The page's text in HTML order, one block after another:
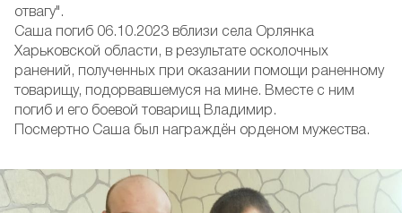
отвагу".
Саша погиб 06.10.2023 вблизи села Орлянка
Харьковской области, в результате осколочных
ранений, полученных при оказании помощи раненному
товарищу, подорвавшемуся на мине. Вместе с ним
погиб и его боевой товарищ Владимир.
Посмертно Саша был награждён орденом мужества.